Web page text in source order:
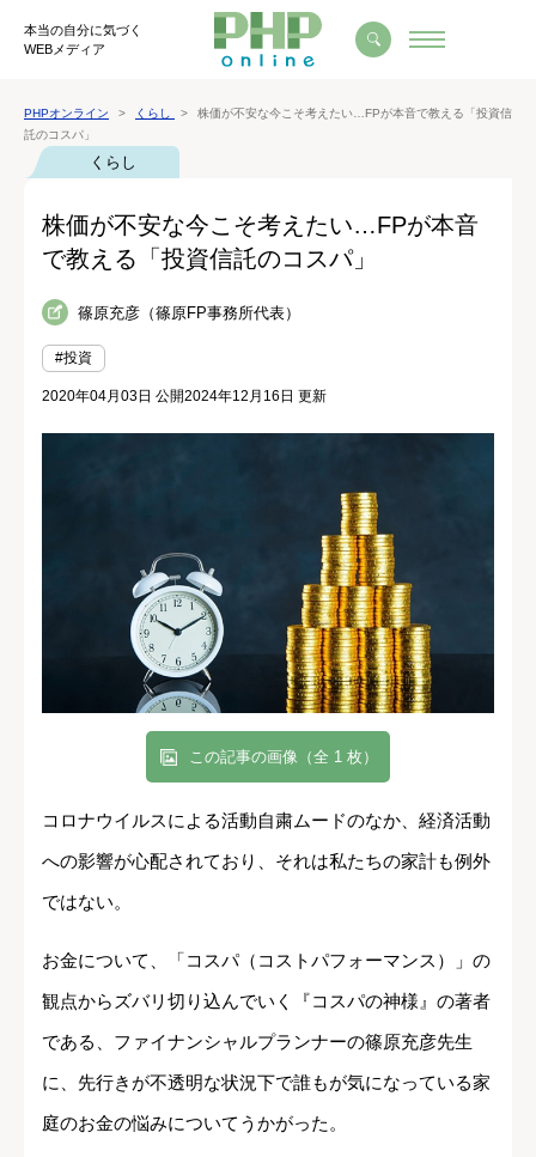
本当の自分に気づく
WEBメディア
PHPオンライン くらし
株価が不安な今こそ考えたい…FPが本音で教える「投資信
託のコスパ」
くらし
株価が不安な今こそ考えたい…FPが本音
で教える「投資信託のコスパ」
篠原充彦（篠原FP事務所代表）
#投資
2020年04月03日 公開2024年12月16日 更新
この記事の画像（全 1 枚）
コロナウイルスによる活動自粛ムードのなか、経済活動
への影響が心配されており、それは私たちの家計も例外
ではない。
お金について、「コスパ（コストパフォーマンス）」の
観点からズバリ切り込んでいく『コスパの神様』の著者
である、ファイナンシャルプランナーの篠原充彦先生
に、先行きが不透明な状況下で誰もが気になっている家
庭のお金の悩みについてうかがった。